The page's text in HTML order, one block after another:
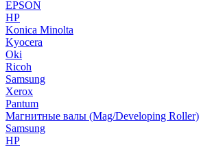
EPSON
HP
Konica Minolta
Kyocera
Oki
Ricoh
Samsung
Xerox
Pantum
Магнитные валы (Mag/Developing Roller)
Samsung
HP